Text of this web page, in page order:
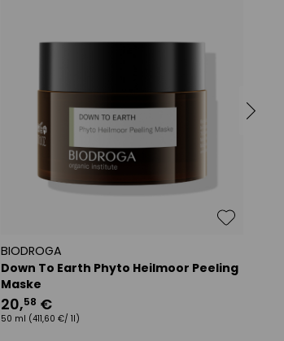
BIODROGA
Down To Earth Phyto Heilmoor Peeling
Maske
20,58 €
50 ml (411,60 €/ 1l)